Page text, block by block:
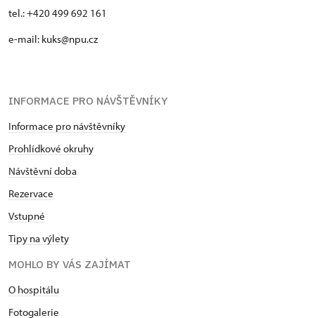
tel.: +420 499 692 161
e-mail: kuks@npu.cz
INFORMACE PRO NÁVŠTĚVNÍKY
Informace pro návštěvníky
Prohlídkové okruhy
Návštěvní doba
Rezervace
Vstupné
Tipy na výlety
MOHLO BY VÁS ZAJÍMAT
O hospitálu
Fotogalerie